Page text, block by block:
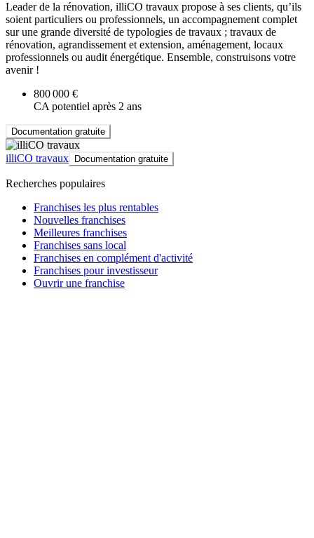
Leader de la rénovation, illiCO travaux propose à ses clients, qu’ils
soient particuliers ou professionnels, un accompagnement complet
sur une grande diversité de typologies de travaux ; travaux de
rénovation, agrandissement et extension, aménagement, locaux
professionnels ou audit énergétique. Ensemble, construisons votre
avenir !
800 000 €
CA potentiel après 2 ans
Documentation gratuite
illiCO travaux Documentation gratuite
Recherches populaires
Franchises les plus rentables
Nouvelles franchises
Meilleures franchises
Franchises sans local
Franchises en complément d'activité
Franchises pour investisseur
Ouvrir une franchise